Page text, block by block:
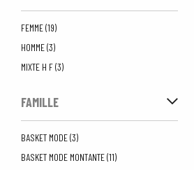
FEMME (19)
HOMME (3)
MIXTE H F (3)
FAMILLE
BASKET MODE (3)
BASKET MODE MONTANTE (11)